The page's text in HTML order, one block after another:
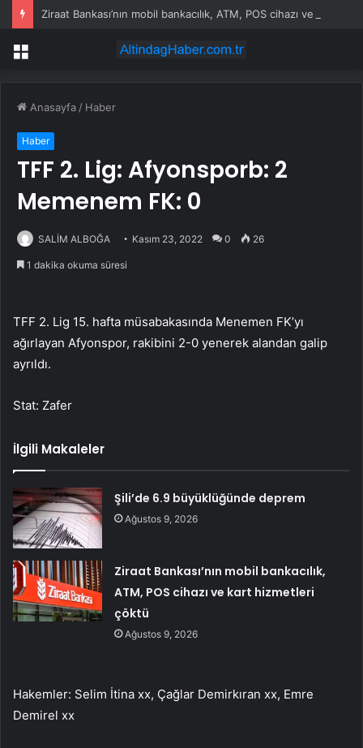
Menü
Anasayfa / Haber
Haber
TFF 2. Lig: Afyonsporb: 2
Memenem FK: 0
SALİM ALBOĞA Kasım 23, 2022 0 26
1 dakika okuma süresi
TFF 2. Lig 15. hafta müsabakasında Menemen FK’yı
ağırlayan Afyonspor, rakibini 2-0 yenerek alandan galip
ayrıldı.
Stat: Zafer
İlgili Makaleler
Şili’de 6.9 büyüklüğünde deprem
Ağustos 9, 2026
Ziraat Bankası’nın mobil bankacılık,
ATM, POS cihazı ve kart hizmetleri
çöktü
Ağustos 9, 2026
Hakemler: Selim İtina xx, Çağlar Demirkıran xx, Emre
Demirel xx